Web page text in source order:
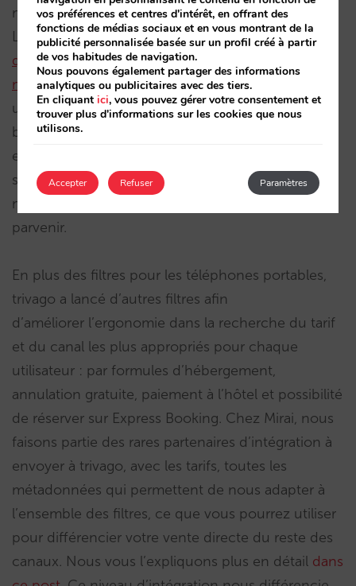
méta-moteurs, il ne suffit pas de s’y « brancher ».
Le scénario optimal consisterait àexclure les OTA,
qui n’apportent pas de valeur sur les méta-
moteurs, bien que ce soit actuellement une
utopie. Cette possibilité écartée, pour gagner la
bataille contre les OTA, il est nécessaire de mettre
en place une stratégie sur les méta-moteurs et un
système de réservations qui vous permette de la
mener à bien. Mirai vous fournit les armes pour y
parvenir.
En plus des filtres pour les téléphones portables,
trivago a lancé d’autres filtres afin
d’améliorer l’ergonomie dans la recherche du tarif
et du canal les plus appropriés pour chaque
utilisateur : par formules d’hébergement,
annulation gratuite, paiement à l’hôtel et possibilité
de réserver sur Express Booking. Chez Mirai, nous
faisons partie des rares partenaires d’intégration à
envoyer à trivago, avec les tarifs, toutes les
métadonnées qui permettent de nous adapter à
l’ensemble des filtres, ce que vous pourrez utiliser
pour différencier votre vente directe du reste des
canaux. Nous vous l’expliquons plus en détail dans
vos préférences et centres d'intérêt, en offrant des
fonctions de médias sociaux et en vous montrant de la
publicité personnalisée basée sur un profil créé à partir
de vos habitudes de navigation.
Nous pouvons également partager des informations
analytiques ou publicitaires avec des tiers.
En cliquantici, vous pouvez gérer votre consentement et
trouver plus d'informations sur les cookies que nous
utilisons.
Accepter Paramètres
Refuser